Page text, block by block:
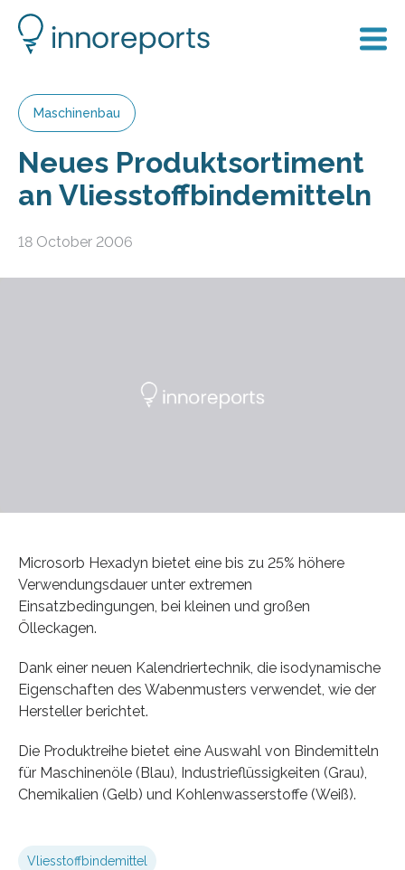
Maschinenbau
Neues Produktsortiment
an Vliesstoffbindemitteln
18 October 2006
Microsorb Hexadyn bietet eine bis zu 25% höhere
Verwendungsdauer unter extremen
Einsatzbedingungen, bei kleinen und großen
Ölleckagen.
Dank einer neuen Kalendriertechnik, die isodynamische
Eigenschaften des Wabenmusters verwendet, wie der
Hersteller berichtet.
Die Produktreihe bietet eine Auswahl von Bindemitteln
für Maschinenöle (Blau), Industrieflüssigkeiten (Grau),
Chemikalien (Gelb) und Kohlenwasserstoffe (Weiß).
Vliesstoffbindemittel